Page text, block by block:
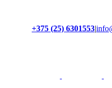
+375 (25) 6301553|